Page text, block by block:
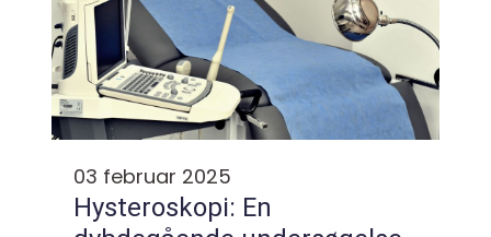
03 februar 2025
Hysteroskopi: En